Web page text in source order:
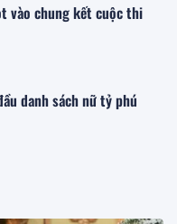
vào chung kết cuộc thi
danh sách nữ tỷ phú